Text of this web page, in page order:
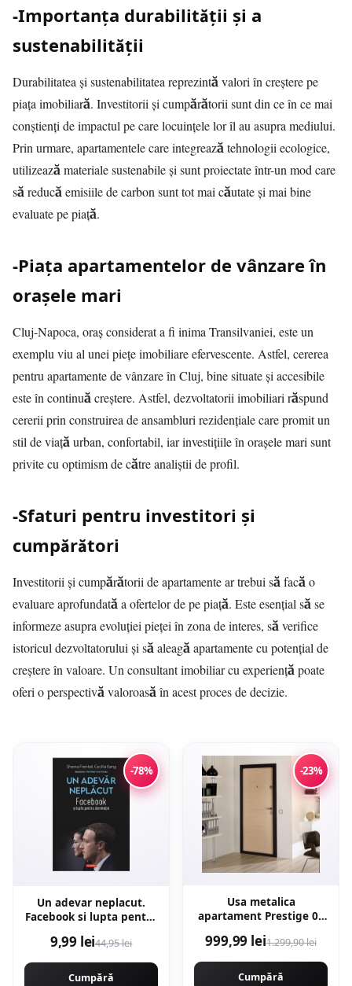
-Importanța durabilității și a
sustenabilității
Durabilitatea și sustenabilitatea reprezintă valori în creștere pe
piața imobiliară. Investitorii și cumpărătorii sunt din ce în ce mai
conștienți de impactul pe care locuințele lor îl au asupra mediului.
Prin urmare, apartamentele care integrează tehnologii ecologice,
utilizează materiale sustenabile și sunt proiectate într-un mod care
să reducă emisiile de carbon sunt tot mai căutate și mai bine
evaluate pe piață.
-Piața apartamentelor de vânzare în
orașele mari
Cluj-Napoca, oraș considerat a fi inima Transilvaniei, este un
exemplu viu al unei piețe imobiliare efervescente. Astfel, cererea
pentru apartamente de vânzare în Cluj, bine situate și accesibile
este în continuă creștere. Astfel, dezvoltatorii imobiliari răspund
cererii prin construirea de ansambluri rezidențiale care promit un
stil de viață urban, confortabil, iar investițiile în orașele mari sunt
privite cu optimism de către analiștii de profil.
-Sfaturi pentru investitori și
cumpărători
Investitorii și cumpărătorii de apartamente ar trebui să facă o
evaluare aprofundată a ofertelor de pe piață. Este esențial să se
informeze asupra evoluției pieței în zona de interes, să verifice
istoricul dezvoltatorului și să aleagă apartamente cu potențial de
creștere în valoare. Un consultant imobiliar cu experiență poate
oferi o perspectivă valoroasă în acest proces de decizie.
-78%
Un adevar neplacut.
Facebook si lupta pentru
Frenkel, Cecilia Kang
9,99 lei44,95 lei
Cumpără
-23%
Usa metalica
apartament Prestige 02
999,99 lei1.299,90 lei
Cumpără